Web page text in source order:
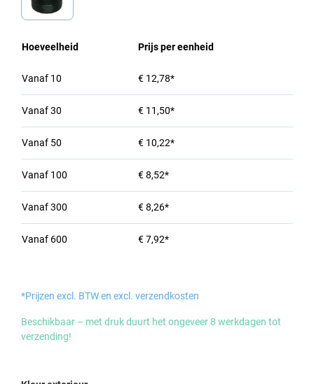
Hoeveelheid Prijs per eenheid
Vanaf 10 € 12,78*
Vanaf30 € 11,50*
Vanaf 50 € 10,22*
Vanaf 100 € 8,52*
Vanaf300 € 8,26*
Vanaf 600 € 7,92*
*Prijzen excl. BTW en excl. verzendkosten
Beschikbaar – met druk duurt het ongeveer 8 werkdagen tot
verzending!